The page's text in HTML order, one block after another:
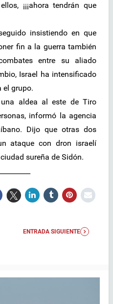
¡¡¡ahora tendrán que
insistiendo en que
fin a la guerra también
entre su aliado
Israel ha intensificado
el grupo.
aldea al este de Tiro
informó la agencia
Dijo que otras dos
ataque con dron israelí
sureña de Sidón.
ENTRADA SIGUIENTE